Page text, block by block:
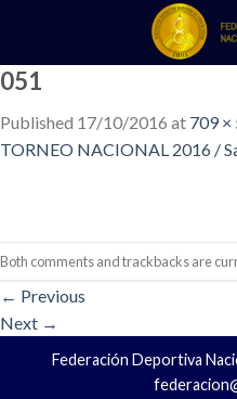
content
051
Published 17/10/2016 at 709 ×
TORNEO NACIONAL 2016 /
Both comments and trackbacks are
← Previous
Next →
Federación Deportiva